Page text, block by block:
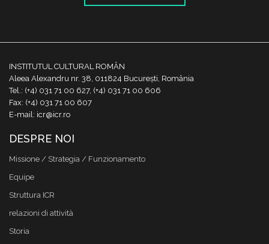
INSTITUTUL CULTURAL ROMÂN
Aleea Alexandru nr. 38, 011824 București, România
Tel.: (+4) 031 71 00 627, (+4) 031 71 00 606
Fax: (+4) 031 71 00 607
E-mail: icr@icr.ro
DESPRE NOI
Missione / Strategia / Funzionamento
Equipe
Struttura ICR
relazioni di attività
Storia